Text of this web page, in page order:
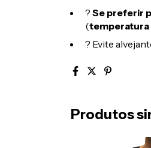
? Se preferir
(temperatura
? Evite
Produtos